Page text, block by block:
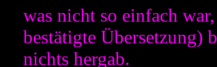
was nicht so einfach
bestätigte Übersetzung)
nichts hergab.